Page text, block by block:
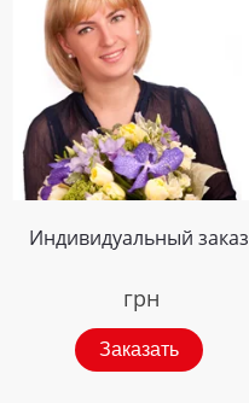
Индивидуальный заказ
грн
Заказать